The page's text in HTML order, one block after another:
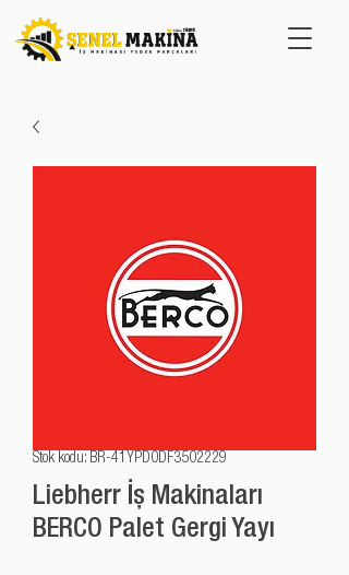
Stok kodu: BR-41YPD0DF3502229
Liebherr İş Makinaları
BERCO Palet Gergi Yayı